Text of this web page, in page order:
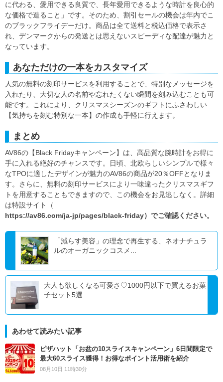
に代わる、愛用できる良質で、長年愛用できるような時計を良心的
な価格で造ること」です。そのため、割引セールの機会は年内でこ
のブラックフライデーだけ。商品は全て送料と税込価格で表示さ
れ、デンマークからの発送とは思えないスピーディな配達が魅力と
なっています。
あなただけの一本をカスタマイズ
人気の無料の刻印サービスを利用することで、特別なメッセージを
入れたり、大切な人の名前や忘れたくない瞬間を刻み込むことも可
能です。これにより、クリスマスシーズンのギフトにふさわしい
【気持ちを刻む特別な一本】の作成も手軽に行えます。
まとめ
AV86の【Black Fridayキャンペーン】は、高品質な腕時計をお得に
手に入れる絶好のチャンスです。日頃、北欧らしいシンプルで様々
なTPOに適したデザインが魅力のAV86の商品が20％OFFとなりま
す。さらに、無料の刻印サービスにより一味違ったクリスマスギフ
トを用意することもできますので、この機会をお見逃しなく。詳細
は特設サイト（
https://av86.com/ja-jp/pages/black-friday）でご確認ください。
「減らす美容」の理念で再生する、ネオナチュラ
ルのオーガニックコスメ...
大人も欲しくなる可愛さ♡1000円以下で買えるお菓
子セット5選
あわせて読みたい記事
ピザハット「お盆の10スライスキャンペーン」6日間限定で
最大60スライス獲得！お得なポイント活用術を紹介
08月10日 11時30分